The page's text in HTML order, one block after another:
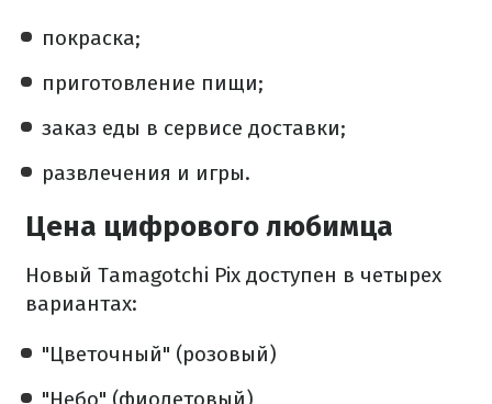
покраска;
приготовление пищи;
заказ еды в сервисе доставки;
развлечения и игры.
Цена цифрового любимца
Новый Tamagotchi Pix доступен в четырех
вариантах:
"Цветочный" (розовый)
"Небо" (фиолетовый)